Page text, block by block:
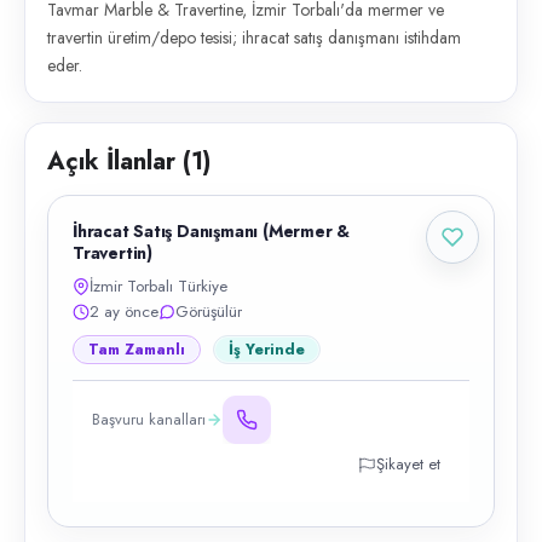
Tavmar Marble & Travertine, İzmir Torbalı'da mermer ve
travertin üretim/depo tesisi; ihracat satış danışmanı istihdam
eder.
Açık İlanlar (1)
İhracat Satış Danışmanı (Mermer &
Travertin)
İzmir Torbalı Türkiye
2 ay önce
Görüşülür
Tam Zamanlı İş Yerinde
Başvuru kanalları
Şikayet et